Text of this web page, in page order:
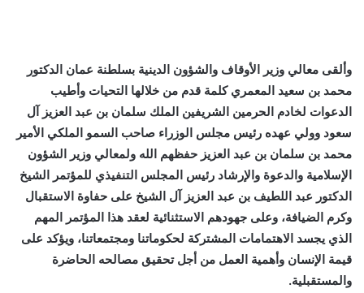
وألقى معالي وزير الأوقاف والشؤون الدينية بسلطنة عمان الدكتور
محمد بن سعيد المعمري كلمة قدم من خلالها التحيات وأطيب
الدعوات لخادم الحرمين الشريفين الملك سلمان بن عبد العزيز آل
سعود وولي عهده رئيس مجلس الوزراء صاحب السمو الملكي الأمير
محمد بن سلمان بن عبد العزيز حفظهم الله ولمعالي وزير الشؤون
الإسلامية والدعوة والإرشاد رئيس المجلس التنفيذي للمؤتمر الشيخ
الدكتور عبد اللطيف بن عبد العزيز آل الشيخ على حفاوة الاستقبال
وكرم الضيافة، وعلى جهودهم الاستثنائية لعقد هذا المؤتمر المهم
الذي يجسد الاهتمامات المشتركة لحكوماتنا ومجتمعاتنا، ويؤكد على
قيمة الإنسان وأهمية العمل من أجل تحقيق مصالحه الحاضرة
والمستقبلية.